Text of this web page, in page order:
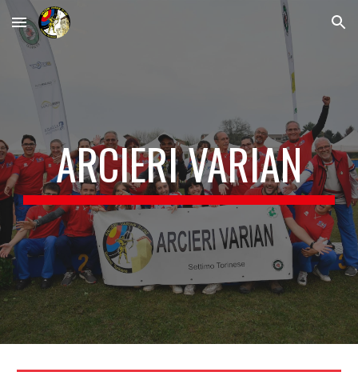
Skip to main content Skip to navigation
ARCIERI VARIAN